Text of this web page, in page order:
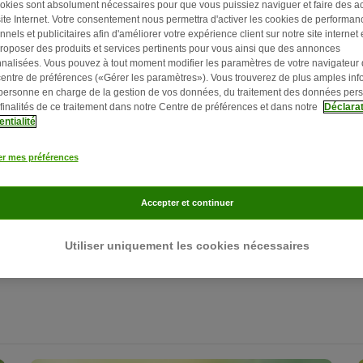
L’alimentation du lapin : comment bien
Un régime alimentaire adapté permet de prévenir les
problèmes dentaires et digestifsdulapin. Il constitue
longues oreilles. Découvrez dans cet article nos
sont absolument nécessaires pour que vous puissiez naviguer et faire des
Internet. Votre consentement nous permettra d'activer les cookies de
et publicitaires afin d'améliorer votre expérience client sur notre site internet
des produits et services pertinents pour vous ainsi que des annonces
Vous pouvez à tout moment modifier les paramètres de votre navigateur
de préférences («Gérer les paramètres»). Vous trouverez de plus amples
en charge de la gestion de vos données, du traitement des données
de ce traitement dans notre Centre de préférences et dans notre
mes préférences
Utiliser uniquement les cookies nécessaires
Accepter et continuer